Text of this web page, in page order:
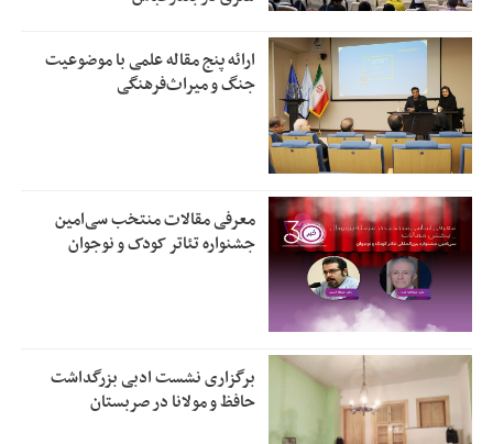
ارائه پنج مقاله علمی با موضوعیت
جنگ و میراث‌فرهنگی
معرفی مقالات منتخب سی‌امین
جشنواره تئاتر کودک و نوجوان
برگزاری نشست ادبی بزرگداشت
حافظ و مولانا در صربستان